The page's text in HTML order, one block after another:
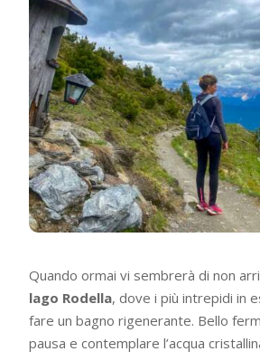
Quando ormai vi sembrerà di non
lago Rodella, dove i più intrepidi in
fare un bagno rigenerante. Bello
pausa e contemplare l’acqua